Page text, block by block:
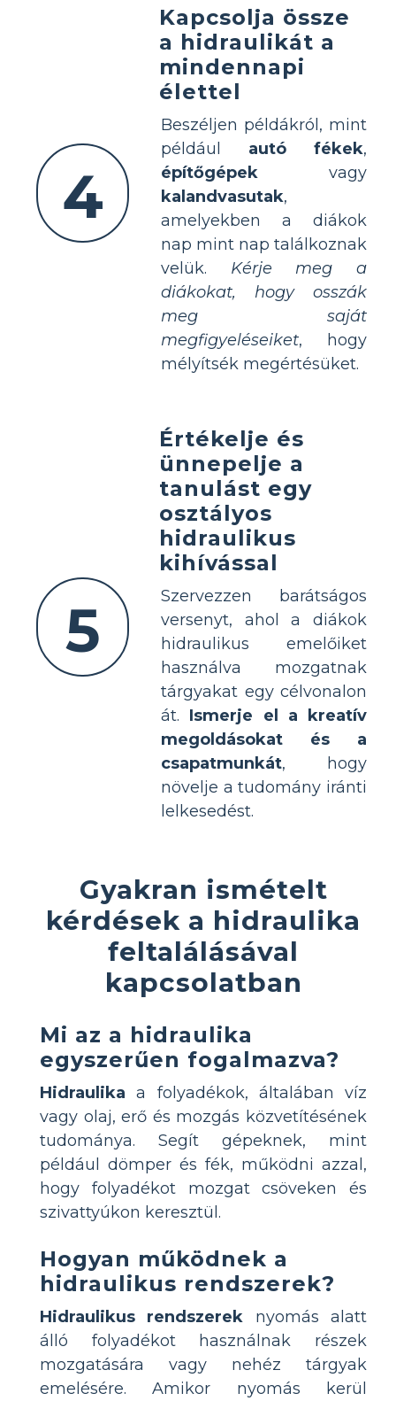
4
Kapcsolja össze
a hidraulikát a
mindennapi
élettel
Beszéljen példákról, mint
például autó fékek,
építőgépek vagy
kalandvasutak,
amelyekben a diákok
nap mint nap találkoznak
velük. Kérje meg a
diákokat, hogy osszák
meg saját
megfigyeléseiket, hogy
mélyítsék megértésüket.
5
Értékelje és
ünnepelje a
tanulást egy
osztályos
hidraulikus
kihívással
Szervezzen barátságos
versenyt, ahol a diákok
hidraulikus emelőiket
használva mozgatnak
tárgyakat egy célvonalon
át. Ismerje el a kreatív
megoldásokat és a
csapatmunkát, hogy
növelje a tudomány iránti
lelkesedést.
Gyakran ismételt
kérdések a hidraulika
feltalálásával
kapcsolatban
Mi az a hidraulika
egyszerűen fogalmazva?
Hidraulika a folyadékok, általában víz
vagy olaj, erő és mozgás közvetítésének
tudománya. Segít gépeknek, mint
például dömper és fék, működni azzal,
hogy folyadékot mozgat csöveken és
szivattyúkon keresztül.
Hogyan működnek a
hidraulikus rendszerek?
Hidraulikus rendszerek nyomás alatt
álló folyadékot használnak részek
mozgatására vagy nehéz tárgyak
emelésére. Amikor nyomás kerül